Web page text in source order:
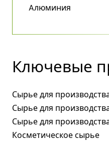
Aлюминия
Ключевые
Сырье для
Сырье для
Сырье для
Косметическое сырье